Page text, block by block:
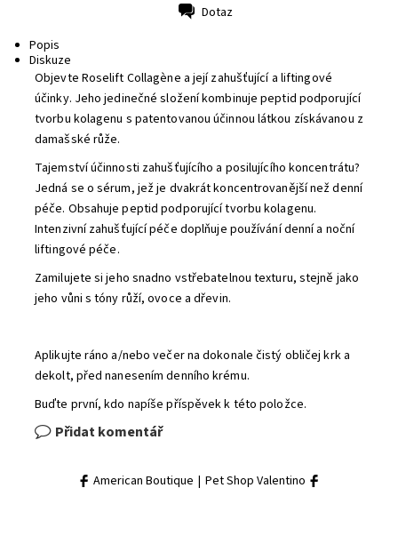
Dotaz
Popis
Diskuze
Objevte Roselift Collagène a její zahušťující a liftingové
účinky. Jeho jedinečné složení kombinuje peptid podporující
tvorbu kolagenu s patentovanou účinnou látkou získávanou z
damašské růže.
Tajemství účinnosti zahušťujícího a posilujícího koncentrátu?
Jedná se o sérum, jež je dvakrát koncentrovanější než denní
péče. Obsahuje peptid podporující tvorbu kolagenu.
Intenzivní zahušťující péče doplňuje používání denní a noční
liftingové péče.
Zamilujete si jeho snadno vstřebatelnou texturu, stejně jako
jeho vůni s tóny růží, ovoce a dřevin.
Aplikujte ráno a/nebo večer na dokonale čistý obličej krk a
dekolt, před nanesením denního krému.
Buďte první, kdo napíše příspěvek k této položce.
Přidat komentář
American Boutique | Pet Shop Valentino